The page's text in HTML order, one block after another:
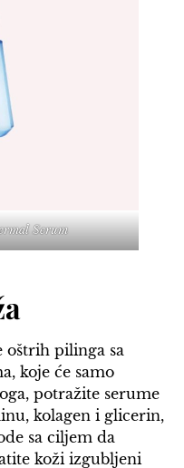
Serum
oštrih pilinga sa
koje će samo
potražite serume
kolagen i glicerin,
sa ciljem da
koži izgubljeni